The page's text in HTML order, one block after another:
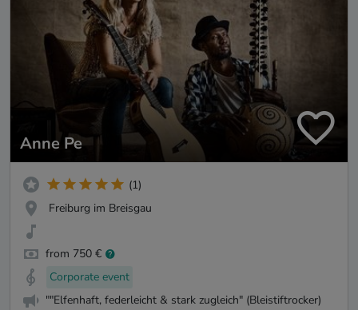
Anne Pe
(1)
Freiburg im Breisgau
from 750 €
Corporate event
""Elfenhaft, federleicht & stark zugleich" (Bleistiftrocker)